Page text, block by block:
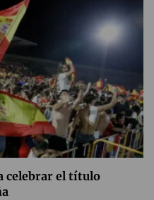
celebrar el título